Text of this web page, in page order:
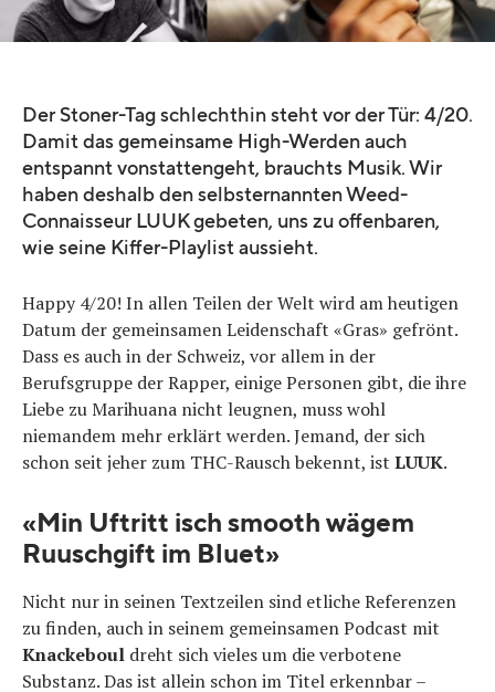
Der Stoner-Tag schlechthin steht vor der Tür: 4/20.
Damit das gemeinsame High-Werden auch
entspannt vonstattengeht, brauchts Musik. Wir
haben deshalb den selbsternannten Weed-
Connaisseur LUUK gebeten, uns zu offenbaren,
wie seine Kiffer-Playlist aussieht.
Happy 4/20! In allen Teilen der Welt wird am heutigen
Datum der gemeinsamen Leidenschaft «Gras» gefrönt.
Dass es auch in der Schweiz, vor allem in der
Berufsgruppe der Rapper, einige Personen gibt, die ihre
Liebe zu Marihuana nicht leugnen, muss wohl
niemandem mehr erklärt werden. Jemand, der sich
schon seit jeher zum THC-Rausch bekennt, ist LUUK.
«Min Uftritt isch smooth wägem
Ruuschgift im Bluet»
Nicht nur in seinen Textzeilen sind etliche Referenzen
zu finden, auch in seinem gemeinsamen Podcast mit
Knackeboul dreht sich vieles um die verbotene
Substanz. Das ist allein schon im Titel erkennbar –